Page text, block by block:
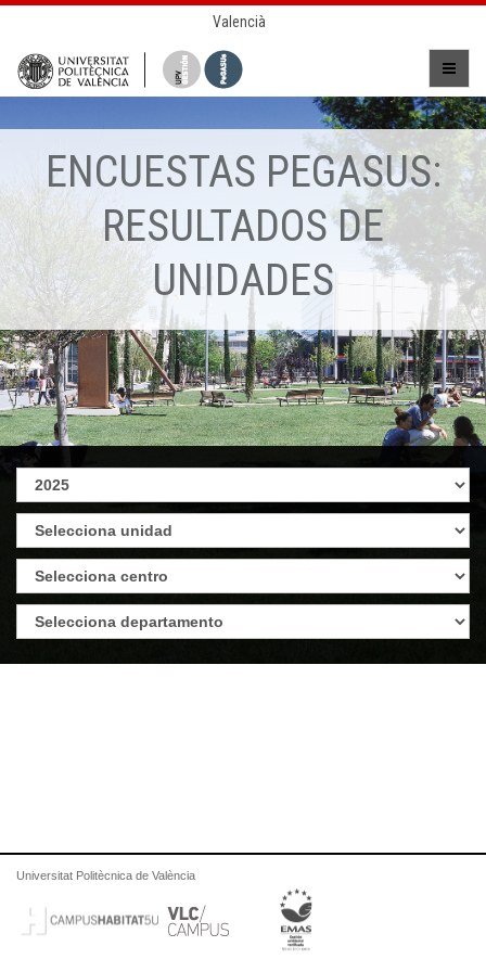
Valencià
ENCUESTAS PEGASUS:
RESULTADOS DE
UNIDADES
Universitat Politècnica de València